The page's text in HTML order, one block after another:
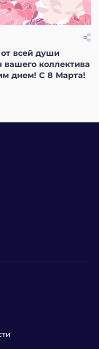
всей души
коллектива
днем! С 8 Марта!